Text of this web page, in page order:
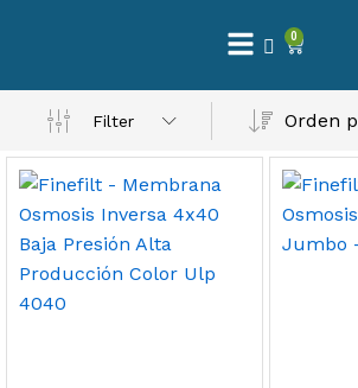
0
Filter
– Máxima Calidad En Filtración
3,900.00
al carrito